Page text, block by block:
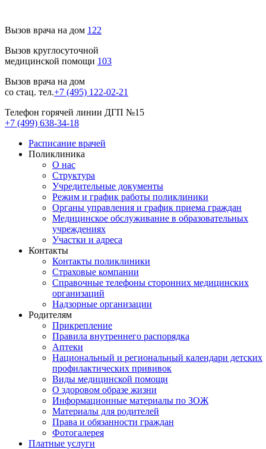
Вызов врача на дом 122
Вызов круглосуточной
медицинской помощи 103
Вызов врача на дом
со стац. тел.+7 (495) 122-02-21
Телефон горячей линии ДГП №15
+7 (499) 638-34-18
Расписание врачей
Поликлиника
О нас
Структура
Учредительные документы
Режим и график работы поликлиники
Органы управления и график приема граждан
Медицинское обслуживание в образовательных
учреждениях
Участки и адреса
Контакты
Контакты поликлиники
Страховые компании
Справочные телефоны сторонних медицинских
организаций
Надзорные организации
Родителям
Прикрепление
Правила внутреннего распорядка
Аптеки
Национальный и региональный календари детских
профилактических прививок
Виды медицинской помощи
О здоровом образе жизни
Информационные материалы по ЗОЖ
Материалы для родителей
Права и обязанности граждан
Фотогалерея
Платные услуги